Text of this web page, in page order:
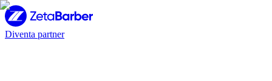
Diventa partner